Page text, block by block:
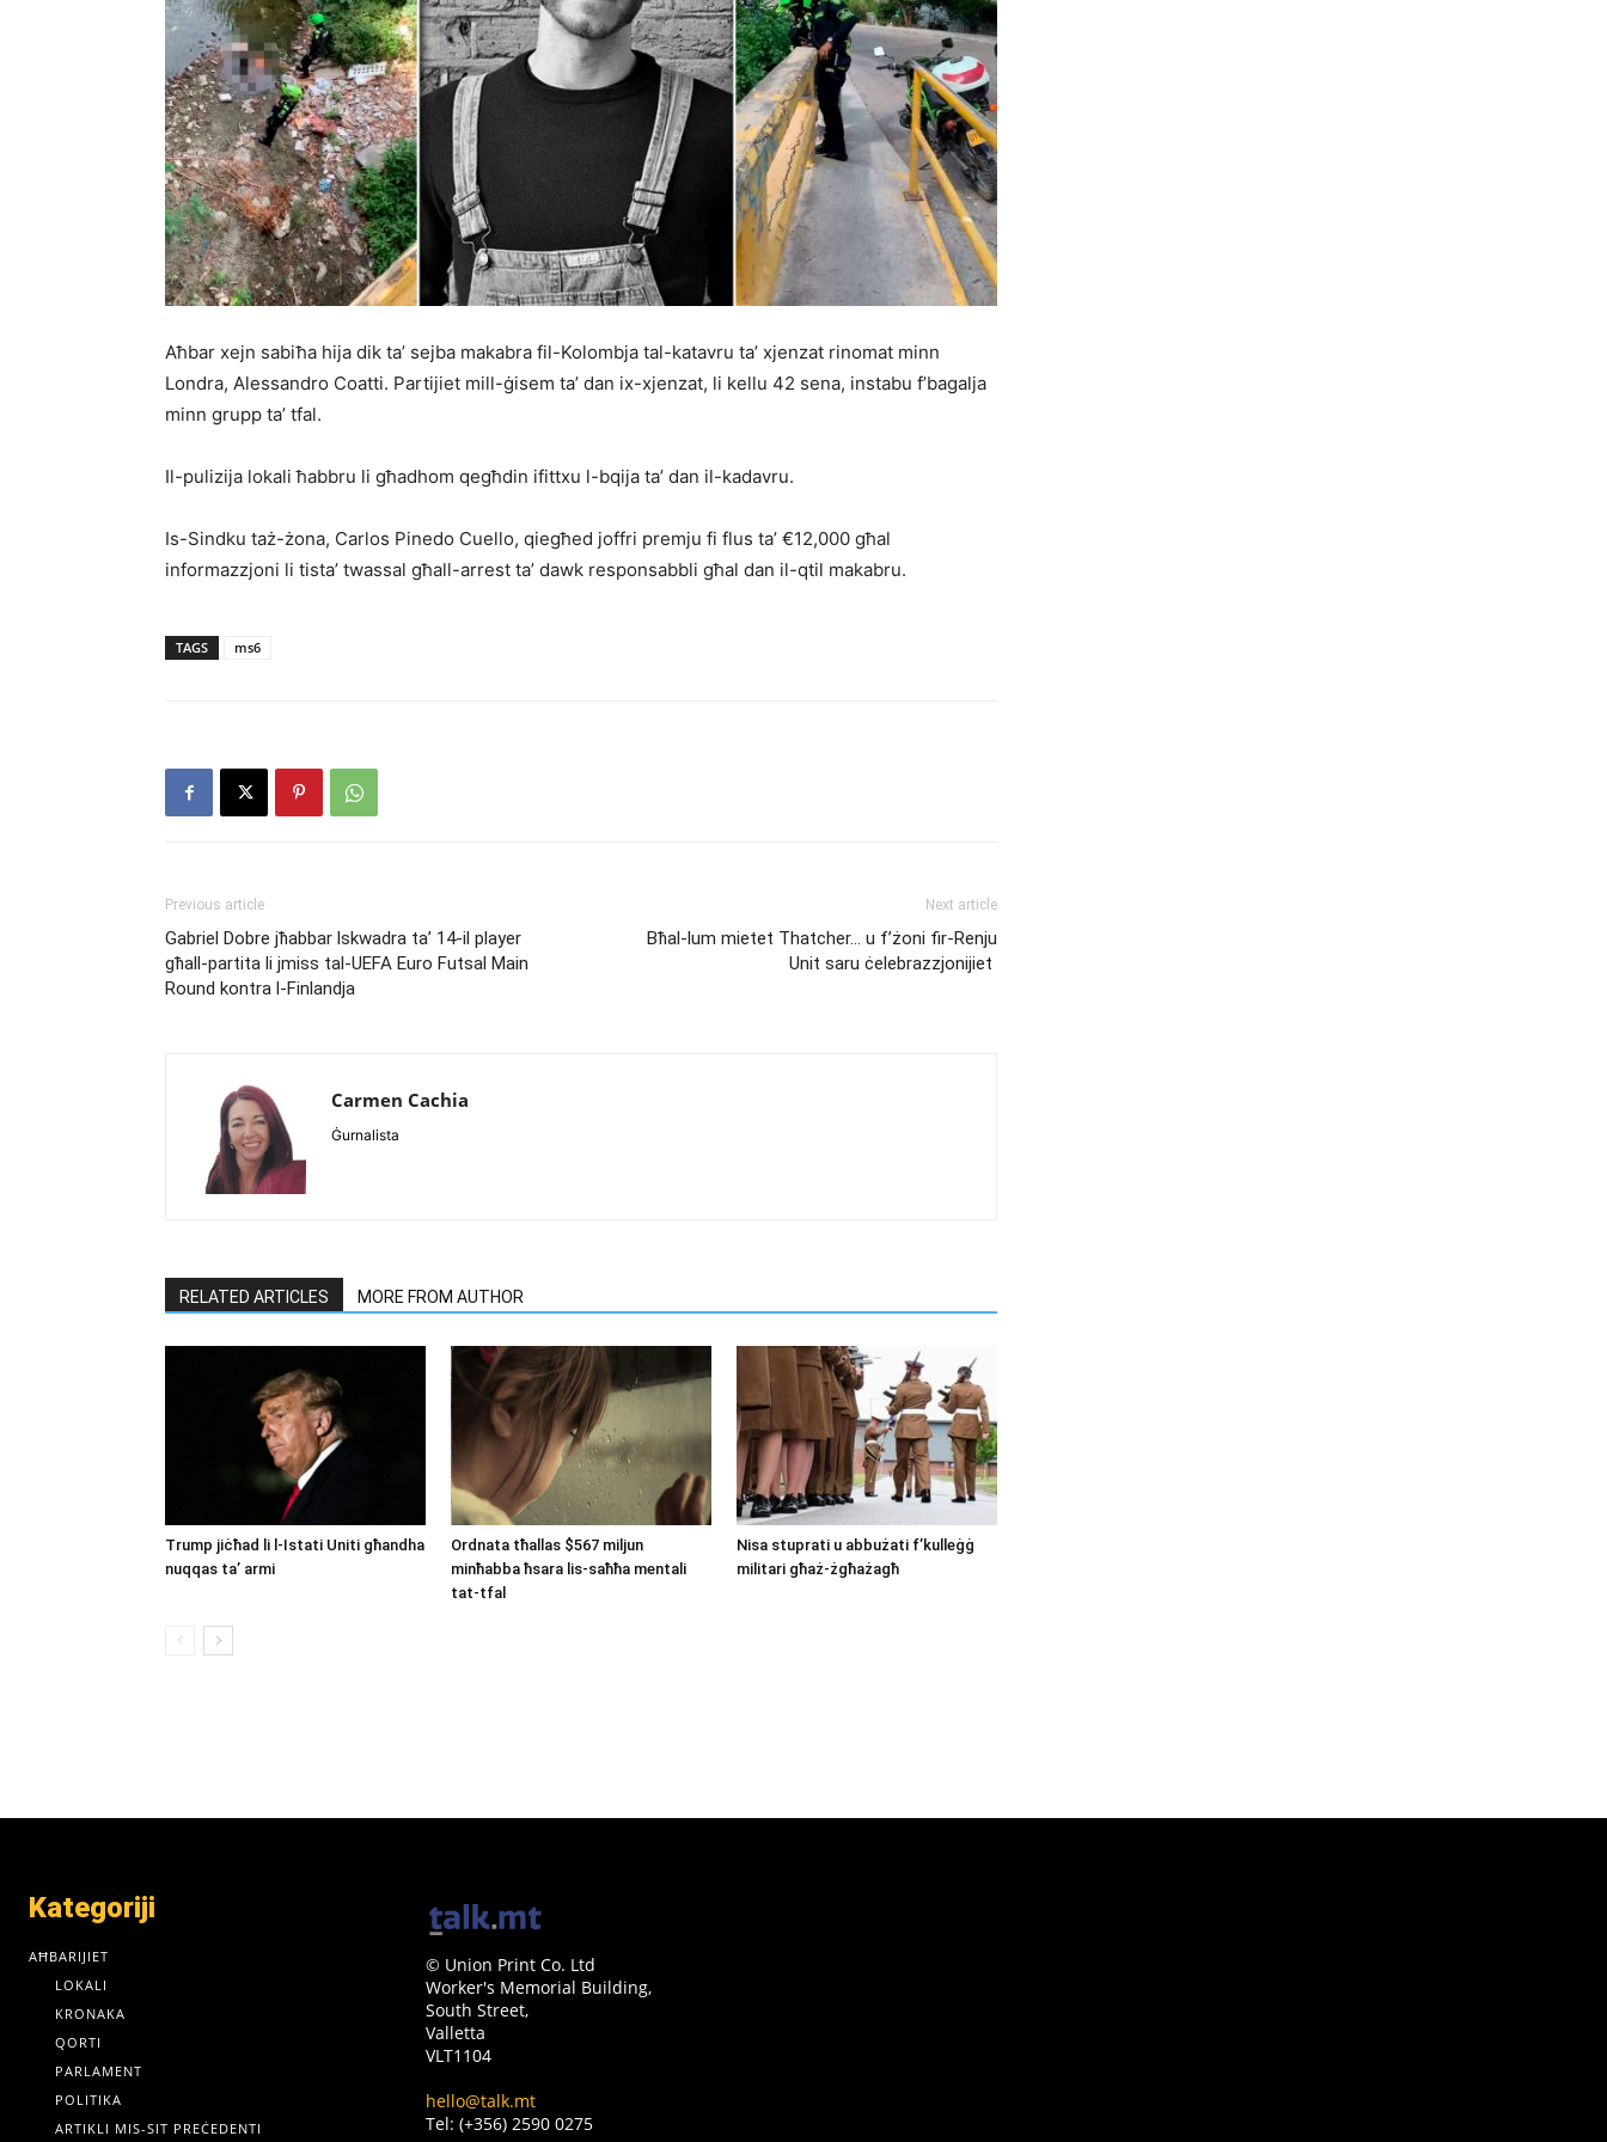
Aħbar xejn sabiħa hija dik ta’ sejba makabra fil-Kolombja tal-katavru ta’ xjenzat rinomat minn
Londra, Alessandro Coatti. Partijiet mill-ġisem ta’ dan ix-xjenzat, li kellu 42 sena, instabu f’bagalja
minn grupp ta’ tfal.
Il-pulizija lokali ħabbru li għadhom qegħdin ifittxu l-bqija ta’ dan il-kadavru.
Is-Sindku taż-żona, Carlos Pinedo Cuello, qiegħed joffri premju fi flus ta’ €12,000 għal
informazzjoni li tista’ twassal għall-arrest ta’ dawk responsabbli għal dan il-qtil makabru.
TAGS ms6
Previous article
Gabriel Dobre jħabbar lskwadra ta’ 14-il player
għall-partita li jmiss tal-UEFA Euro Futsal Main
Round kontra l-Finlandja
Next article
Bħal-lum mietet Thatcher… u f’żoni fir-Renju
Unit saru ċelebrazzjonijiet
Carmen Cachia
Ġurnalista
RELATED ARTICLES MORE FROM AUTHOR
Trump jiċħad li l-Istati Uniti għandha
nuqqas ta’ armi
Ordnata tħallas $567 miljun
minħabba ħsara lis-saħħa mentali
tat-tfal
Nisa stuprati u abbużati f’kulleġġ
militari għaż-żgħażagħ
Kategoriji
AĦBARIJIET
LOKALI
KRONAKA
QORTI
PARLAMENT
POLITIKA
ARTIKLI MIS-SIT PREĊEDENTI
© Union Print Co. Ltd
Worker's Memorial Building,
South Street,
Valletta
VLT1104
hello@talk.mt
Tel: (+356) 2590 0275